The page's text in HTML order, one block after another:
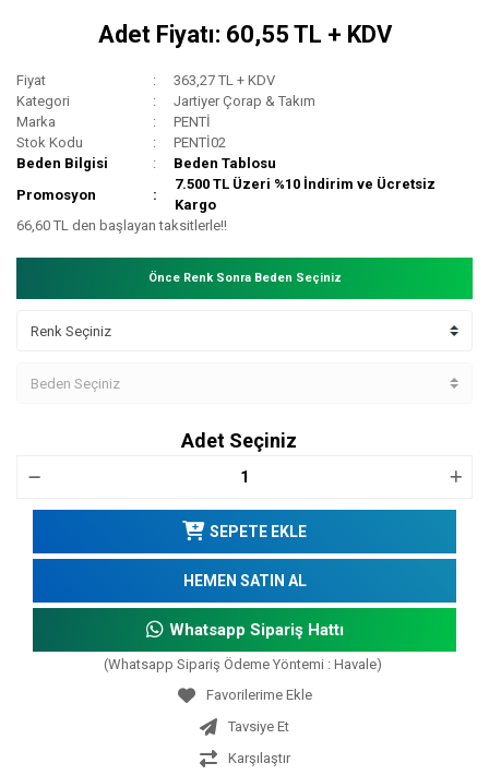
Adet Fiyatı: 60,55 TL + KDV
Fiyat
363,27 TL + KDV
Kategori
Jartiyer Çorap & Takım
Marka
PENTİ
Stok Kodu
PENTİ02
Beden Bilgisi
Beden Tablosu
Promosyon
7.500 TL Üzeri %10 İndirim ve Ücretsiz
Kargo
66,60 TL den başlayan taksitlerle!!
Önce Renk Sonra Beden Seçiniz
Adet Seçiniz
SEPETE EKLE
HEMEN SATIN AL
Whatsapp Sipariş Hattı
(Whatsapp Sipariş Ödeme Yöntemi : Havale)
Tavsiye Et
Karşılaştır